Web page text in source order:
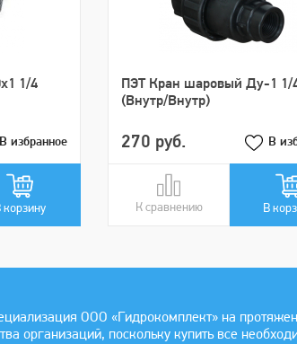
1/4
В избранное
корзину
ПЭТ Кран шаровый Ду-1 1/
(Внутр/Внутр)
270 руб. В
К сравнению
В сравнении В
ООО «Гидрокомплект» на
организаций, поскольку купить все